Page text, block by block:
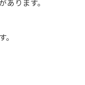
ります。